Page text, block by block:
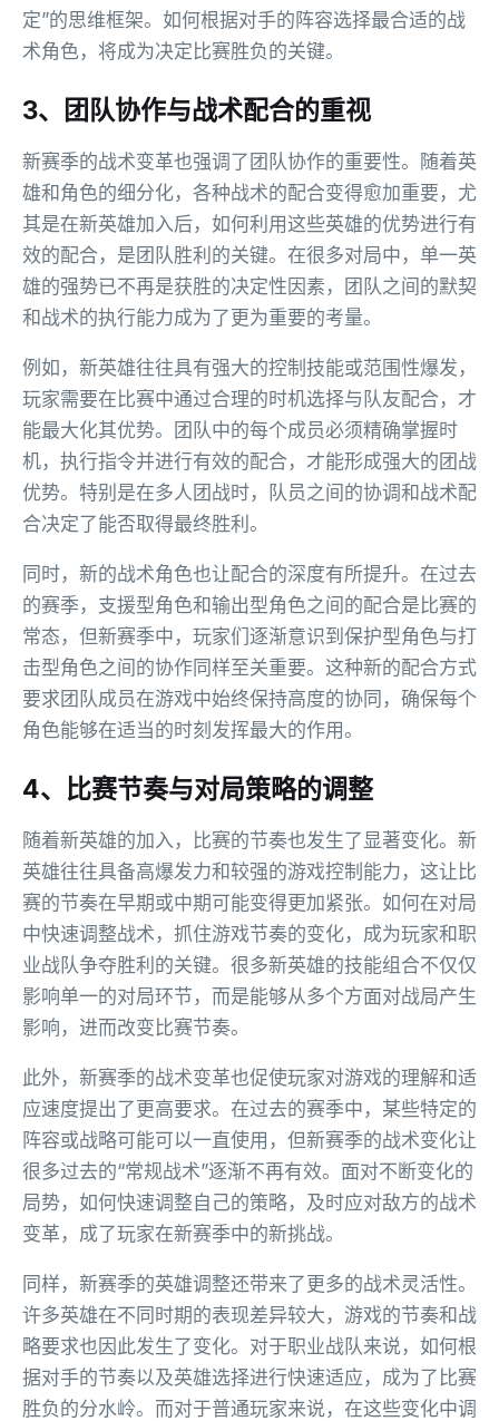
定”的思维框架。如何根据对手的阵容选择最合适的战
术角色，将成为决定比赛胜负的关键。
3、团队协作与战术配合的重视
新赛季的战术变革也强调了团队协作的重要性。随着英
雄和角色的细分化，各种战术的配合变得愈加重要，尤
其是在新英雄加入后，如何利用这些英雄的优势进行有
效的配合，是团队胜利的关键。在很多对局中，单一英
雄的强势已不再是获胜的决定性因素，团队之间的默契
和战术的执行能力成为了更为重要的考量。
例如，新英雄往往具有强大的控制技能或范围性爆发，
玩家需要在比赛中通过合理的时机选择与队友配合，才
能最大化其优势。团队中的每个成员必须精确掌握时
机，执行指令并进行有效的配合，才能形成强大的团战
优势。特别是在多人团战时，队员之间的协调和战术配
合决定了能否取得最终胜利。
同时，新的战术角色也让配合的深度有所提升。在过去
的赛季，支援型角色和输出型角色之间的配合是比赛的
常态，但新赛季中，玩家们逐渐意识到保护型角色与打
击型角色之间的协作同样至关重要。这种新的配合方式
要求团队成员在游戏中始终保持高度的协同，确保每个
角色能够在适当的时刻发挥最大的作用。
4、比赛节奏与对局策略的调整
随着新英雄的加入，比赛的节奏也发生了显著变化。新
英雄往往具备高爆发力和较强的游戏控制能力，这让比
赛的节奏在早期或中期可能变得更加紧张。如何在对局
中快速调整战术，抓住游戏节奏的变化，成为玩家和职
业战队争夺胜利的关键。很多新英雄的技能组合不仅仅
影响单一的对局环节，而是能够从多个方面对战局产生
影响，进而改变比赛节奏。
此外，新赛季的战术变革也促使玩家对游戏的理解和适
应速度提出了更高要求。在过去的赛季中，某些特定的
阵容或战略可能可以一直使用，但新赛季的战术变化让
很多过去的“常规战术”逐渐不再有效。面对不断变化的
局势，如何快速调整自己的策略，及时应对敌方的战术
变革，成了玩家在新赛季中的新挑战。
同样，新赛季的英雄调整还带来了更多的战术灵活性。
许多英雄在不同时期的表现差异较大，游戏的节奏和战
略要求也因此发生了变化。对于职业战队来说，如何根
据对手的节奏以及英雄选择进行快速适应，成为了比赛
胜负的分水岭。而对于普通玩家来说，在这些变化中调